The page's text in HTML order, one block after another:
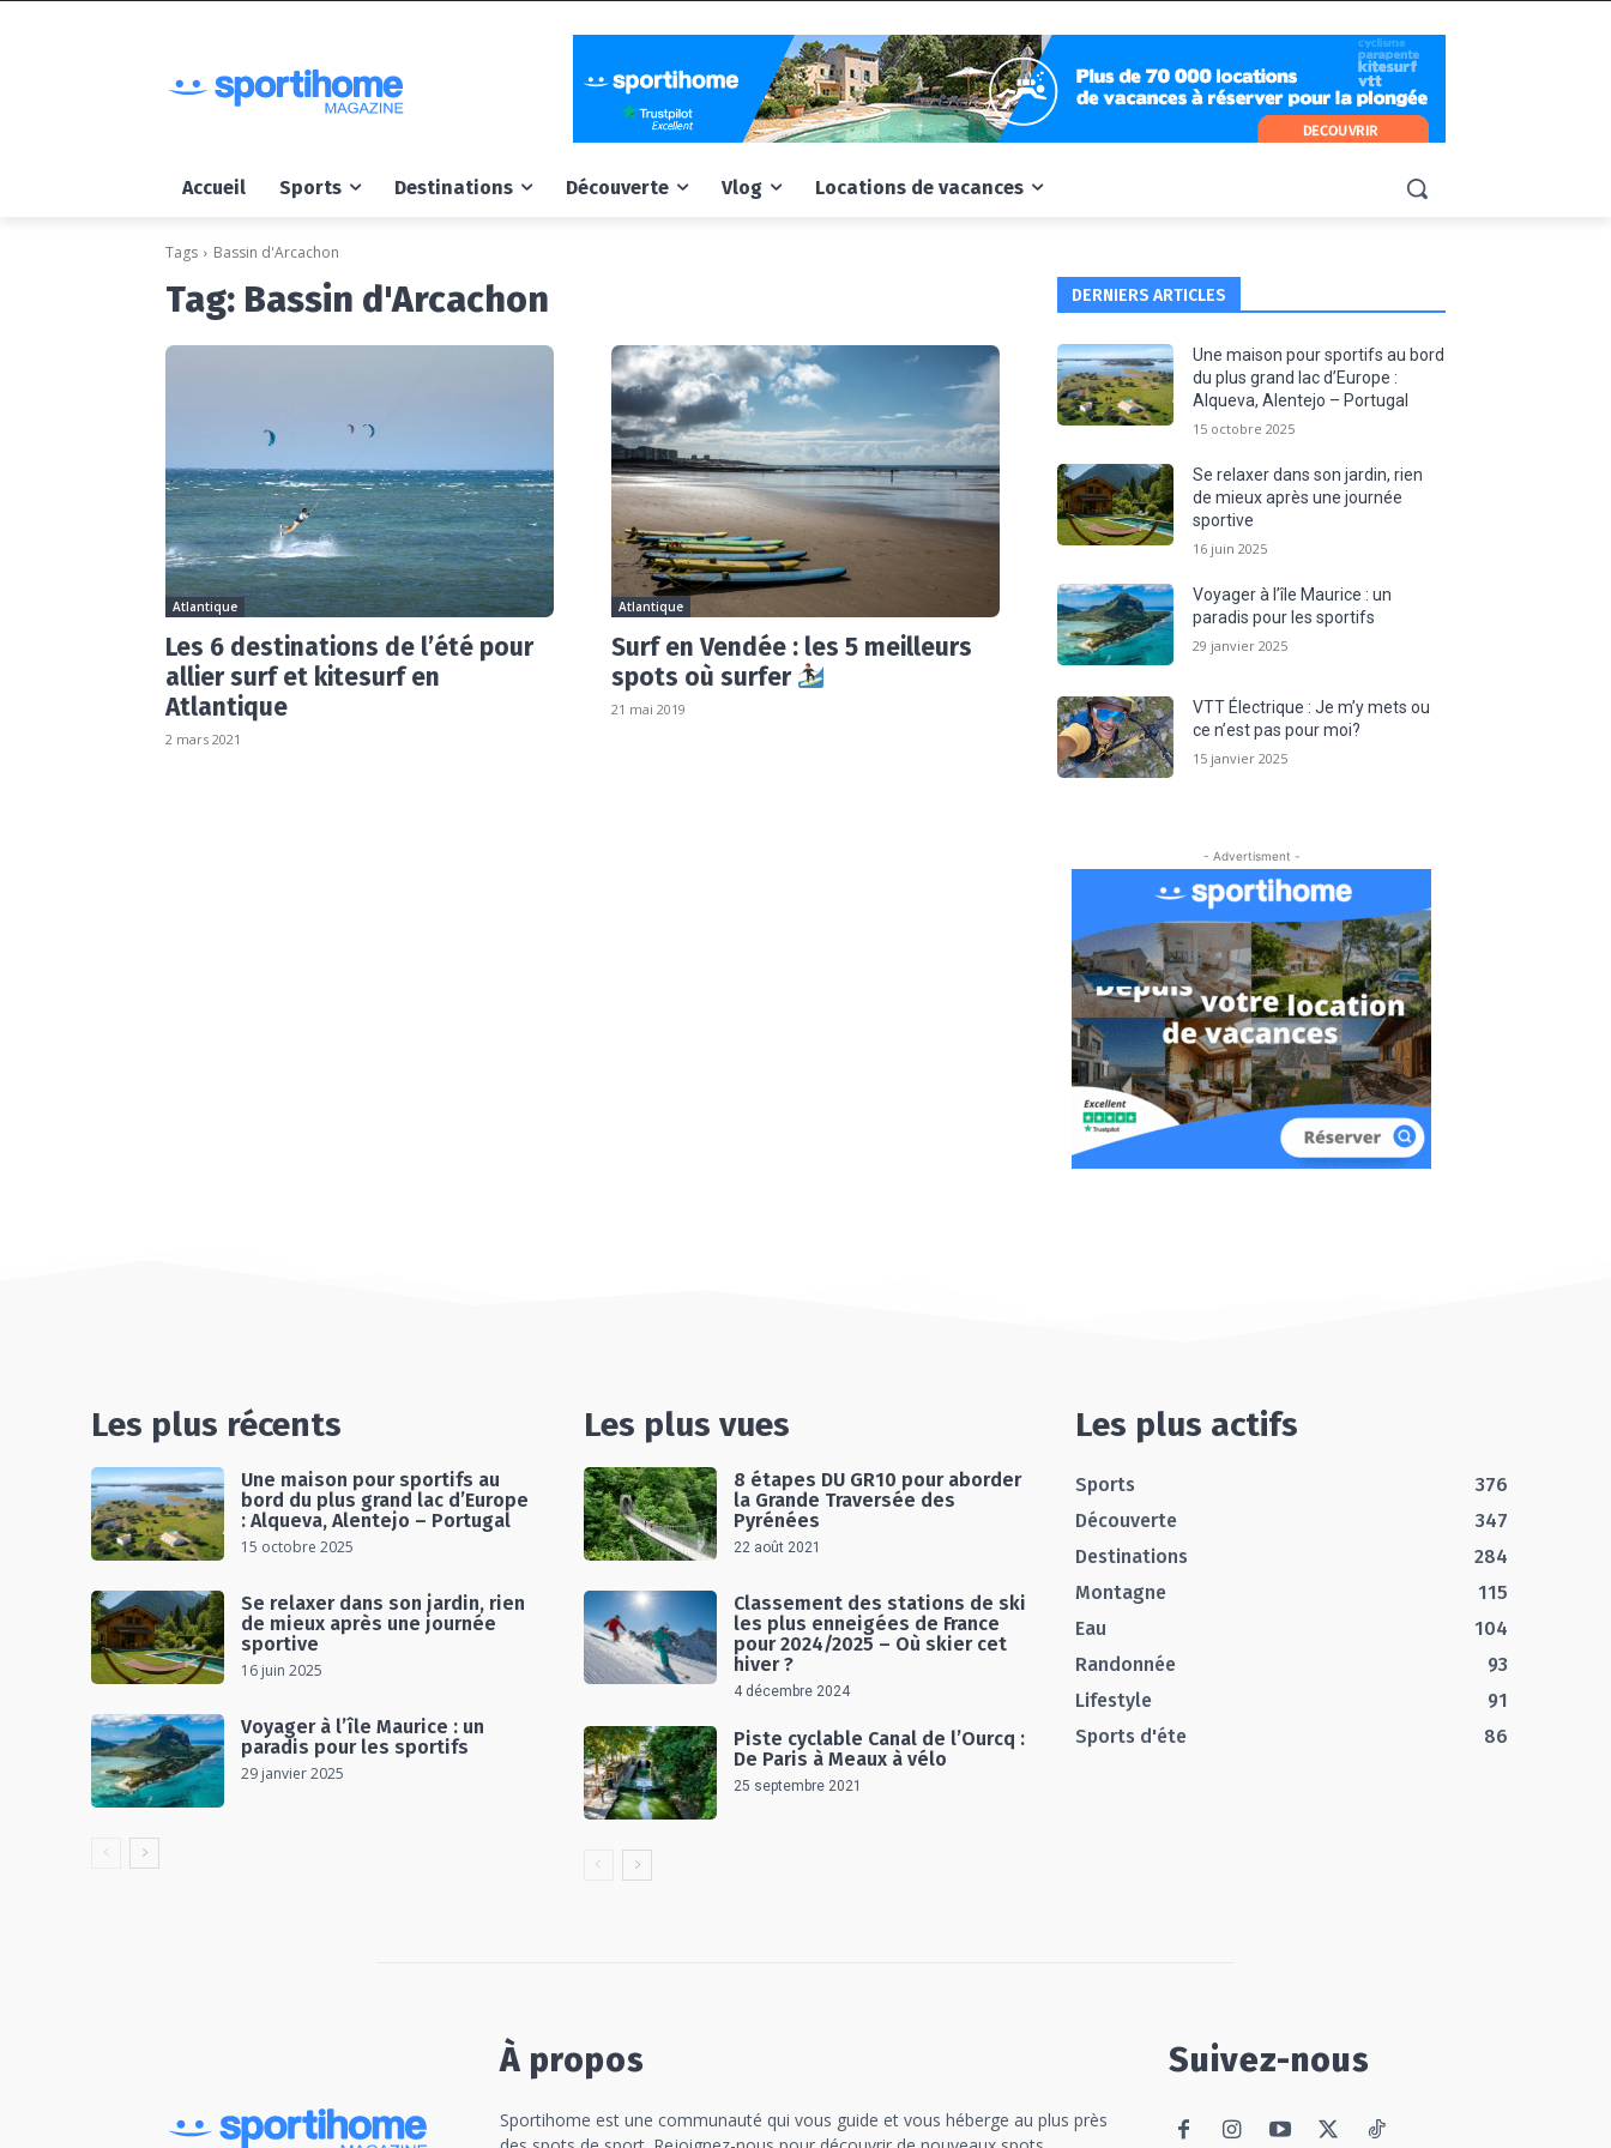
Accueil Sports Destinations Découverte Vlog Locations de vacances
Tags Bassin d'Arcachon
Tag: Bassin d'Arcachon
Atlantique
Les 6 destinations de l’été pour
allier surf et kitesurf en
Atlantique
2 mars 2021
Atlantique
Surf en Vendée : les 5 meilleurs
spots où surfer
21 mai 2019
DERNIERS ARTICLES
Une maison pour sportifs au bord
du plus grand lac d’Europe :
Alqueva, Alentejo – Portugal
15 octobre 2025
Se relaxer dans son jardin, rien
de mieux après une journée
sportive
16 juin 2025
Voyager à l’île Maurice : un
paradis pour les sportifs
29 janvier 2025
VTT Électrique : Je m’y mets ou
ce n’est pas pour moi?
15 janvier 2025
- Advertisment -
Les plus récents
Une maison pour sportifs au
bord du plus grand lac d’Europe
: Alqueva, Alentejo – Portugal
15 octobre 2025
Se relaxer dans son jardin, rien
de mieux après une journée
sportive
16 juin 2025
Voyager à l’île Maurice : un
paradis pour les sportifs
29 janvier 2025
Les plus vues
8 étapes DU GR10 pour aborder
la Grande Traversée des
Pyrénées
22 août 2021
Classement des stations de ski
les plus enneigées de France
pour 2024/2025 – Où skier cet
hiver ?
4 décembre 2024
Piste cyclable Canal de l’Ourcq :
De Paris à Meaux à vélo
25 septembre 2021
Les plus actifs
Sports
376
Découverte
347
Destinations
284
Montagne
115
Eau
104
Randonnée
93
Lifestyle
91
Sports d'éte
86
À propos
Sportihome est une communauté qui vous guide et vous héberge au plus près
Suivez-nous